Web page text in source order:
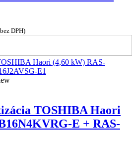
bez DPH)
TOSHIBA Haori
E + RAS-